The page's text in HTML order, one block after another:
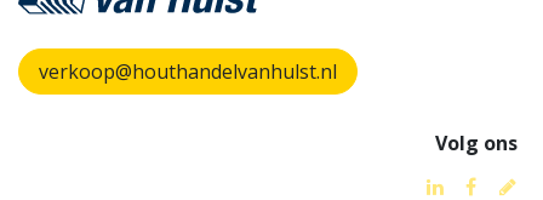
verkoop@houthandelvanhulst.nl
Volg ons